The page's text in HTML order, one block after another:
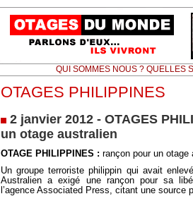
QUI SOMMES NOUS ? QUELLES
OTAGES PHILIPPINES
2 janvier 2012 - OTAGES
un otage australien
OTAGE PHILIPPINES : rançon pour un otage
Un groupe terroriste philippin qui avait
Australien a exigé une rançon pour sa
l’agence Associated Press, citant une source